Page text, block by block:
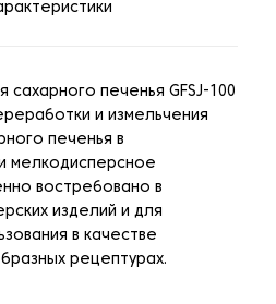
сахарного печенья GFSJ-100
и измельчения
печенья в
мелкодисперсное
востребовано в
изделий и для
в качестве
рецептурах.